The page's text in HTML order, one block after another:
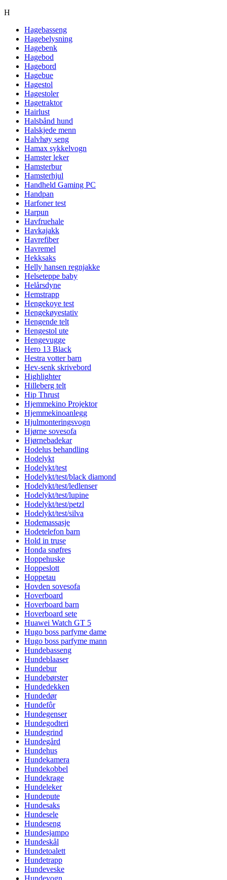
H
Hagebasseng
Hagebelysning
Hagebenk
Hagebod
Hagebord
Hagebue
Hagestol
Hagestoler
Hagetraktor
Hairlust
Halsbånd hund
Halskjede menn
Halvhøy seng
Hamax sykkelvogn
Hamster leker
Hamsterbur
Hamsterhjul
Handheld Gaming PC
Handpan
Harfoner test
Harpun
Havfruehale
Havkajakk
Havrefiber
Havremel
Hekksaks
Helly hansen regnjakke
Helseteppe baby
Helårsdyne
Hemstrapp
Hengekoye test
Hengekøyestativ
Hengende telt
Hengestol ute
Hengevugge
Hero 13 Black
Hestra votter barn
Hev-senk skrivebord
Highlighter
Hilleberg telt
Hip Thrust
Hjemmekino Projektor
Hjemmekinoanlegg
Hjulmonteringsvogn
Hjørne sovesofa
Hjørnebadekar
Hodelus behandling
Hodelykt
Hodelykt/test
Hodelykt/test/black diamond
Hodelykt/test/ledlenser
Hodelykt/test/lupine
Hodelykt/test/petzl
Hodelykt/test/silva
Hodemassasje
Hodetelefon barn
Hold in truse
Honda snøfres
Hoppehuske
Hoppeslott
Hoppetau
Hovden sovesofa
Hoverboard
Hoverboard barn
Hoverboard sete
Huawei Watch GT 5
Hugo boss parfyme dame
Hugo boss parfyme mann
Hundebasseng
Hundeblaaser
Hundebur
Hundebørster
Hundedekken
Hundedør
Hundefôr
Hundegenser
Hundegodteri
Hundegrind
Hundegård
Hundehus
Hundekamera
Hundekobbel
Hundekrage
Hundeleker
Hundepute
Hundesaks
Hundesele
Hundeseng
Hundesjampo
Hundeskål
Hundetoalett
Hundetrapp
Hundeveske
Hundevogn